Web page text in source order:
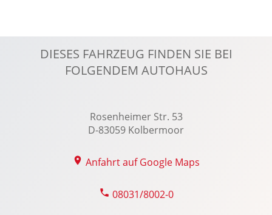
Kollisionswarnung
Kurvenlicht: Mit adaptivem Kurvenlicht
LED-Scheinwerfer
LED-Tagfahrlicht
Leichtmetallfelgen: LM-Felgen 7x19 Komah
DIESES FAHRZEUG FINDEN SIE BEI
FOLGENDEM AUTOHAUS
Rosenheimer Str. 53
D-83059 Kolbermoor
Anfahrt auf Google Maps
08031/8002-0